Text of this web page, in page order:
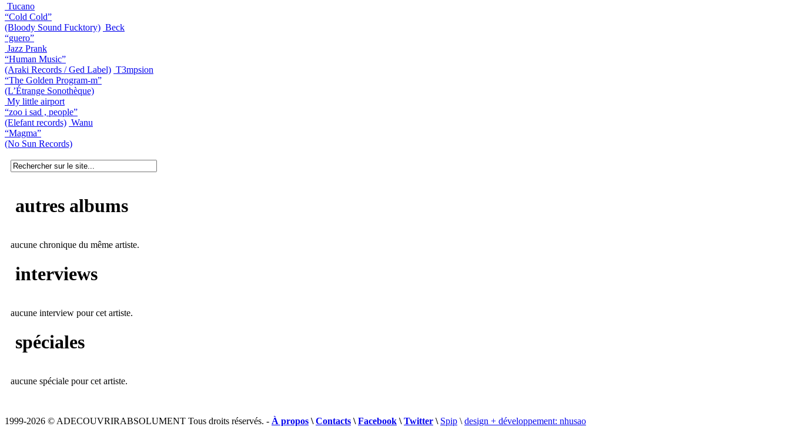
Tucano
“Cold Cold”
(Bloody Sound Fucktory) Beck
“guero”
Jazz Prank
“Human Music”
(Araki Records / Ged Label) T3mpsion
“The Golden Program-m”
(L’Étrange Sonothèque)
My little airport
“zoo i sad , people”
(Elefant records) Wanu
“Magma”
(No Sun Records)
autres albums
aucune chronique du même artiste.
interviews
aucune interview pour cet artiste.
spéciales
aucune spéciale pour cet artiste.
1999-2026 © ADECOUVRIRABSOLUMENT Tous droits réservés. - À propos \Contacts \Facebook \Twitter \ Spip \ design + développement: nhusao